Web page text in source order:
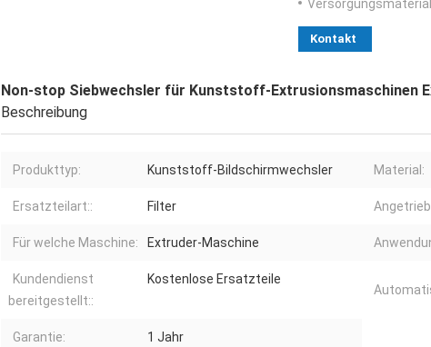
Kontakt
Non-stop Siebwechsler für Kunststoff-Extrusionsmaschinen
Beschreibung
Produkttyp: Kunststoff-Bildschirmwechsler Material:
Ersatzteilart:: Filter
Für welche Maschine: Extruder-Maschine
Kundendienst
bereitgestellt::
Kostenlose Ersatzteile
Garantie: 1 Jahr